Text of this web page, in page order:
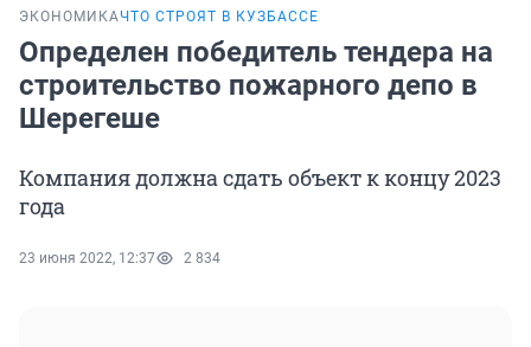
ЭКОНОМИКАЧТО СТРОЯТ В КУЗБАССЕ
Определен победитель тендера на
строительство пожарного депо в
Шерегеше
Компания должна сдать объект к концу 2023
года
23 июня 2022, 12:37 2 834